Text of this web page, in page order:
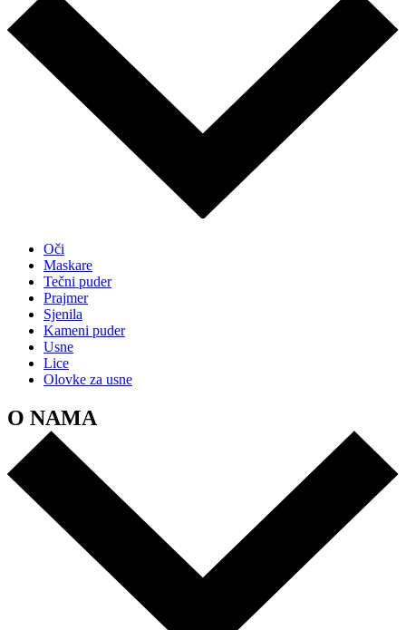
Oči
Maskare
Tečni puder
Prajmer
Sjenila
Kameni puder
Usne
Lice
Olovke za usne
O NAMA